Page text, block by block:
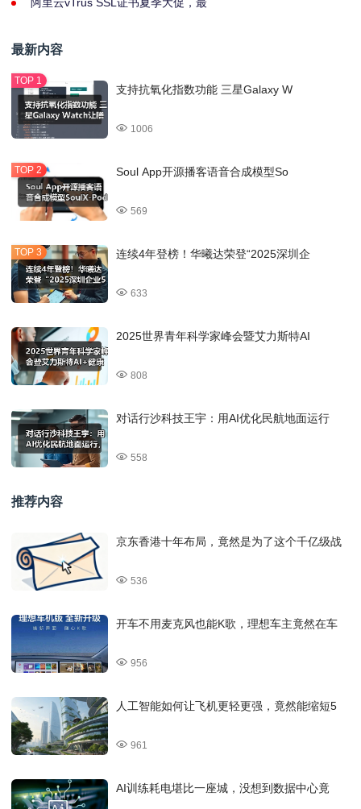
最新内容
支持抗氧化指数功能 三星Galaxy W
1006
Soul App开源播客语音合成模型So
569
连续4年登榜！华曦达荣登“2025深圳企
633
2025世界青年科学家峰会暨艾力斯特AI
808
对话行沙科技王宇：用AI优化民航地面运行
558
推荐内容
京东香港十年布局，竟然是为了这个千亿级战
536
开车不用麦克风也能K歌，理想车主竟然在车
956
人工智能如何让飞机更轻更强，竟然能缩短5
961
AI训练耗电堪比一座城，没想到数据中心竟